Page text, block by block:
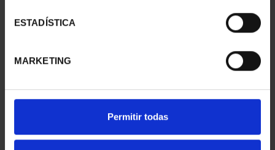
ESTADÍSTICA
MARKETING
Permitir todas
CAPITALES ESPAÑOLAS
73,00 €